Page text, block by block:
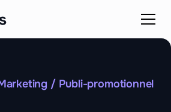
/ Publi-promotionnel